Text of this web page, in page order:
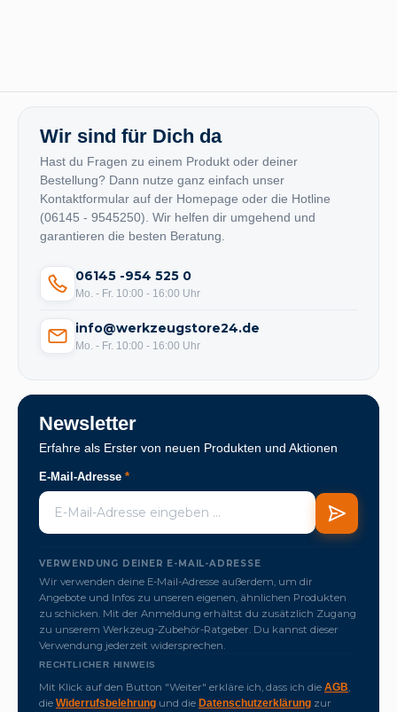
Wir sind für Dich da
Hast du Fragen zu einem Produkt oder deiner
Bestellung? Dann nutze ganz einfach unser
Kontaktformular auf der Homepage oder die Hotline
(06145 - 9545250). Wir helfen dir umgehend und
garantieren die besten Beratung.
06145 -954 525 0
Mo. - Fr. 10:00 - 16:00 Uhr
info@werkzeugstore24.de
Mo. - Fr. 10:00 - 16:00 Uhr
Newsletter
Erfahre als Erster von neuen Produkten und Aktionen
E-Mail-Adresse *
VERWENDUNG DEINER E-MAIL-ADRESSE
Wir verwenden deine E-Mail-Adresse außerdem, um dir
Angebote und Infos zu unseren eigenen, ähnlichen Produkten
zu schicken. Mit der Anmeldung erhältst du zusätzlich Zugang
zu unserem Werkzeug-Zubehör-Ratgeber. Du kannst dieser
Verwendung jederzeit widersprechen.
RECHTLICHER HINWEIS
Mit Klick auf den Button "Weiter" erkläre ich, dass ich die AGB,
die Widerrufsbelehrung und die Datenschutzerklärung zur